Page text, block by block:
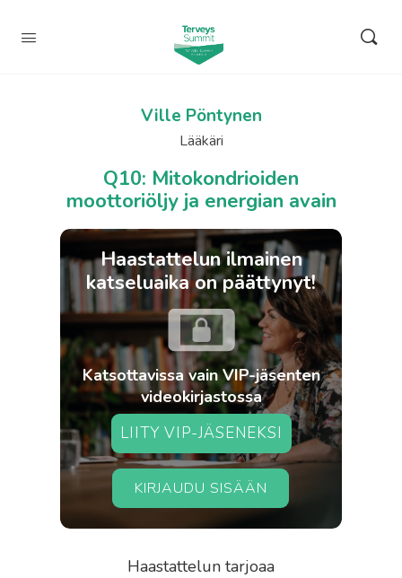
Ville Pöntynen
Lääkäri
Q10: Mitokondrioiden
moottoriöljy ja energian avain
Haastattelun ilmainen
katseluaika on päättynyt!
Katsottavissa vain VIP-jäsenten
videokirjastossa
KIRJAUDU SISÄÄN
LIITY VIP-JÄSENEKSI
Haastattelun tarjoaa